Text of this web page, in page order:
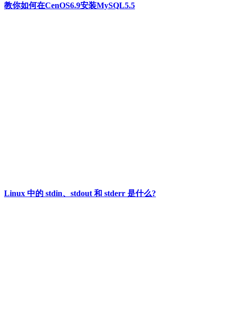
教你如何在CenOS6.9安装MySQL5.5
Linux 中的 stdin、stdout 和 stderr 是什么?